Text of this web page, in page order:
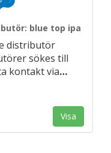
blue top ipa
distributör
sökes till
kontakt via…
Visa